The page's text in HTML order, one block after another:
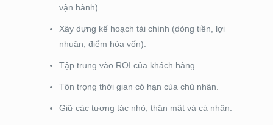
vận hành).
Xây dựng kế hoạch tài chính (dòng tiền, lợi
nhuận, điểm hòa vốn).
Tập trung vào ROI của khách hàng.
Tôn trọng thời gian có hạn của chủ nhân.
Giữ các tương tác nhỏ, thân mật và cá nhân.